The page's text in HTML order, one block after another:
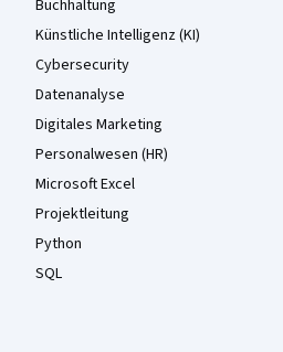
Buchhaltung
Künstliche Intelligenz (KI)
Cybersecurity
Datenanalyse
Digitales Marketing
Personalwesen (HR)
Microsoft Excel
Projektleitung
Python
SQL